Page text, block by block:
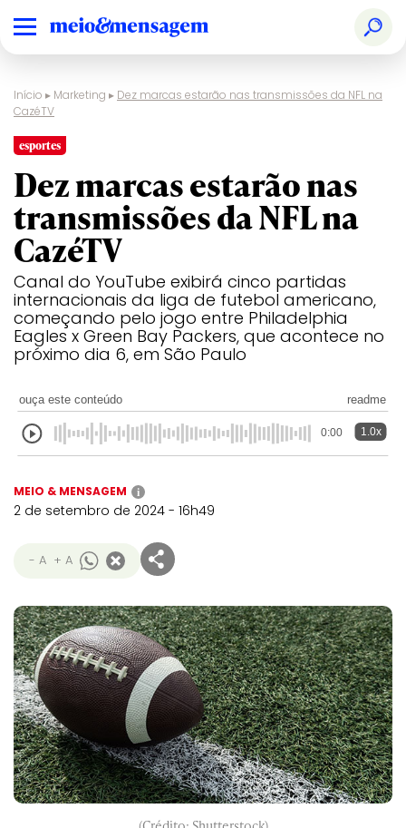
Início ▸ Marketing ▸ Dez marcas estarão nas transmissões da NFL na
CazéTV
esportes
Dez marcas estarão nas
transmissões da NFL na
CazéTV
Canal do YouTube exibirá cinco partidas
internacionais da liga de futebol americano,
começando pelo jogo entre Philadelphia
Eagles x Green Bay Packers, que acontece no
próximo dia 6, em São Paulo
ouça este conteúdo readme
0:00 1.0x
MEIO & MENSAGEM i
2 de setembro de 2024 - 16h49
- A + A